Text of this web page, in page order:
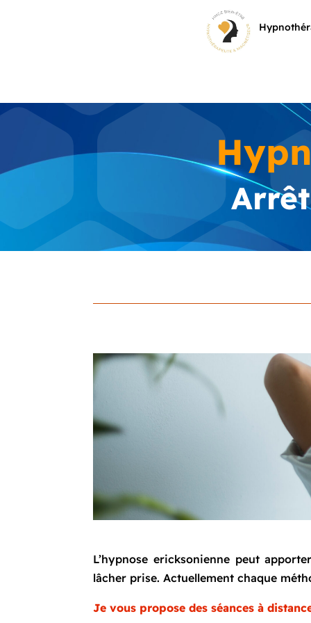
L’hypnose ericksonienne peut
lâcher prise. Actuellement chaque
Je vous propose des séances à